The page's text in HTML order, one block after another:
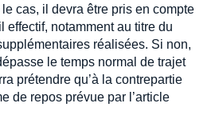
cas, il devra être pris en compte
effectif, notamment au titre du
réalisées. Si non,
le temps normal de trajet
prétendre qu’à la contrepartie
de repos prévue par l’article